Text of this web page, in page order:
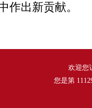
作出新贡献。
欢迎您
您是第